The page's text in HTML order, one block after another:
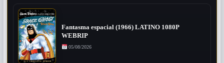
Fantasma espacial (1966) LATINO 1080P
WEBRIP
05/08/2026